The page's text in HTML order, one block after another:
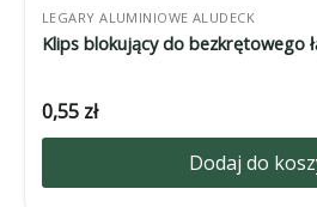
LEGARY ALUMINIOWE ALUDECK
Klips blokujący do bezkrętowego
0,55 zł
Dodaj do